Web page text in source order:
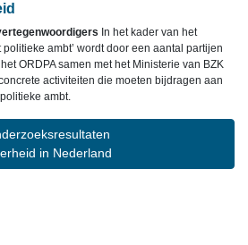
In het kader van het
ambt’ wordt door een aantal partijen
ORDPA samen met het Ministerie van BZK
activiteiten die moeten bijdragen aan
ambt.
in Nederland